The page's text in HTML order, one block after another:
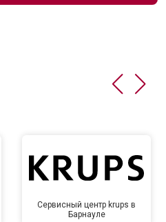
Сервисный центр krups в
Барнауле